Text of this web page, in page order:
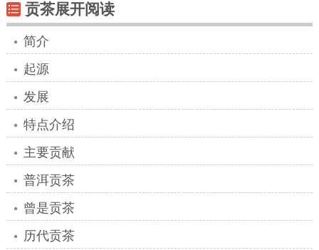
贡茶展开阅读
简介
起源
发展
特点介绍
主要贡献
普洱贡茶
曾是贡茶
历代贡茶